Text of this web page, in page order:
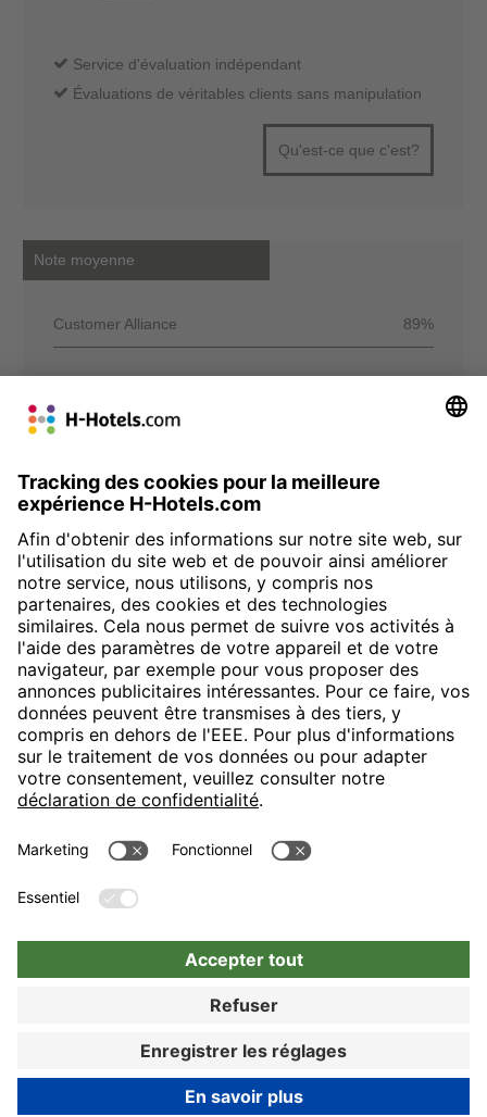
Service d'évaluation indépendant
Évaluations de véritables clients sans manipulation
Qu'est-ce que c'est?
Note moyenne
Customer Alliance 89%
H-Hotels.com sponsorise le club de football suivant
Suivez les nouveautés et informations de H-Hotels.com sur les